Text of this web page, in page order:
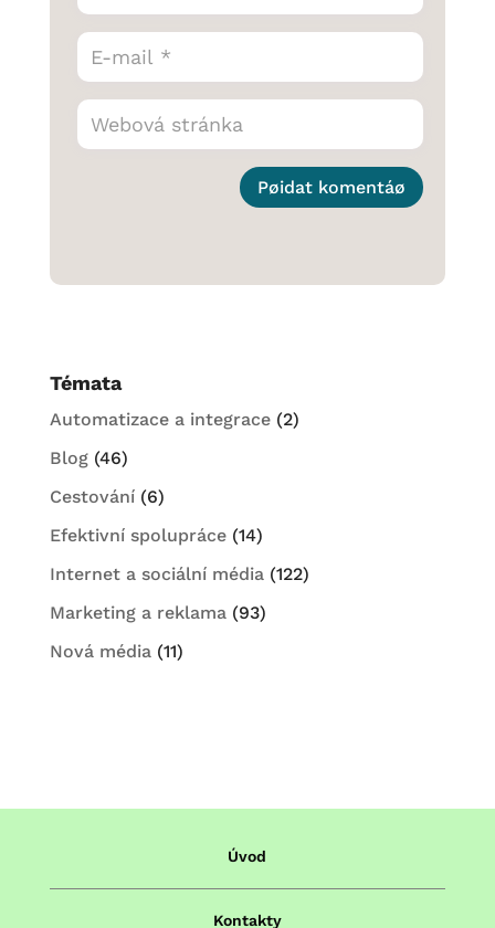
Pøidat komentáø
Témata
Automatizace a integrace(2)
Blog(46)
Cestování(6)
Efektivní spolupráce(14)
Internet a sociální média(122)
Marketing a reklama(93)
Nová média(11)
Úvod
Kontakty